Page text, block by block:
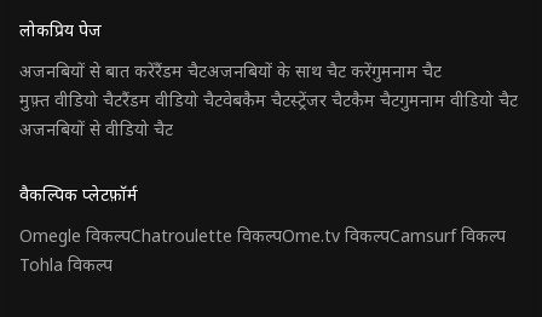
लोकप्रिय पेज
अजनबियों से बात करेंरैंडम चैटअजनबियों के साथ चैट करेंगुमनाम चैट
मुफ़्त वीडियो चैटरैंडम वीडियो चैटवेबकैम चैटस्ट्रेंजर चैटकैम चैटगुमनाम वीडियो चैट
अजनबियों से वीडियो चैट
वैकल्पिक प्लेटफ़ॉर्म
Omegle विकल्पChatroulette विकल्पOme.tv विकल्पCamsurf विकल्प
Tohla विकल्प